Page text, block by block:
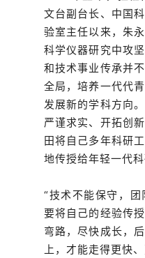
文台副台长、中国
验室主任以来，朱
科学仪器研究中攻
和技术事业传承并
全局，培养一代代
发展新的学科方向
严谨求实、开拓创
田将自己多年科研
地传授给年轻一代
“技术不能保守，
要将自己的经验传
弯路，尽快成长，
上，才能走得更快